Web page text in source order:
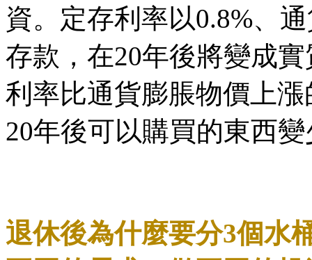
資。定存利率以0.8%、
存款，在20年後將變成
利率比通貨膨脹物價上
20年後可以購買的東西
退休後為什麼要分3個水